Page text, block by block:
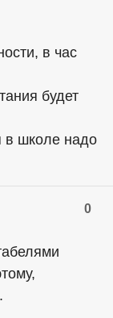
в час
будет
школе надо
0